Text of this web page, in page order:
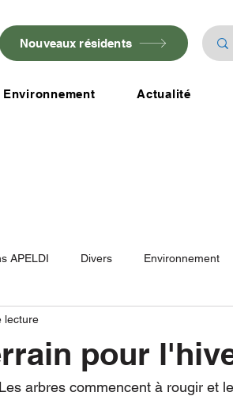
Nouveaux résidents
Environnement Actualité
APELDI Divers Environnement
pour
lecture
arbres commencent à rougir et